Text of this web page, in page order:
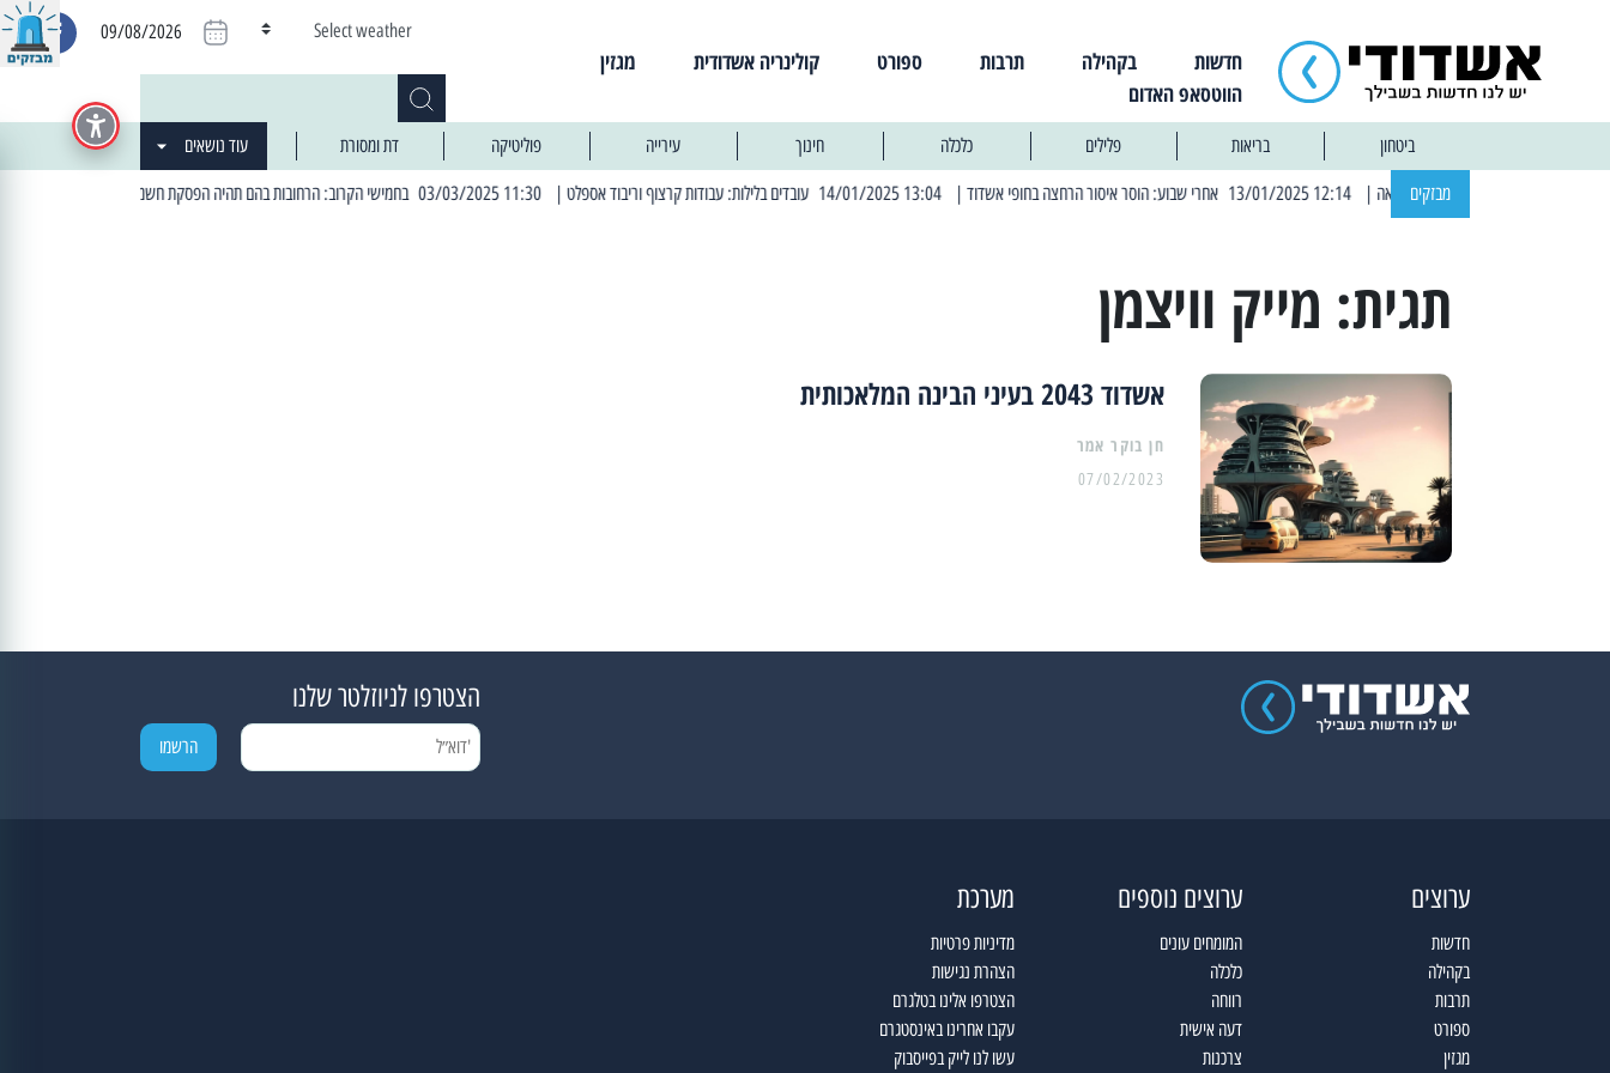
חדשות בקהילה תרבות ספורט קולינריה אשדודית
מגזין
הווטסאפ האדום
Select weather
09/08/2026
ביטחון בריאות פלילים כלכלה חינוך עירייה פוליטיקה דת ומסורת עוד נושאים
מבזקים | 12:14 13/01/2025 אחרי שבוע: הוסר איסור הרחצה בחופי אשדוד | 13:04 14/01/2025 עובדים בלילות: עבודות קרצוף וריבוד אספלט | 11:30 03/03/2025 בחמישי הקרוב: הרחובות בהם תהיה הפסקת חשמל יזומה
תגית: מייק וויצמן
אשדוד 2043 בעיני הבינה המלאכותית
07/02/2023
הצטרפו לניוזלטר שלנו
ערוצים
חדשות
בקהילה
תרבות
ספורט
מגזין
ערוצים נוספים
המומחים עונים
כלכלה
רווחה
דעה אישית
צרכנות
מערכת
מדיניות פרטיות
הצהרת נגישות
הצטרפו אלינו בטלגרם
עקבו אחרינו באינסטגרם
עשו לנו לייק בפייסבוק